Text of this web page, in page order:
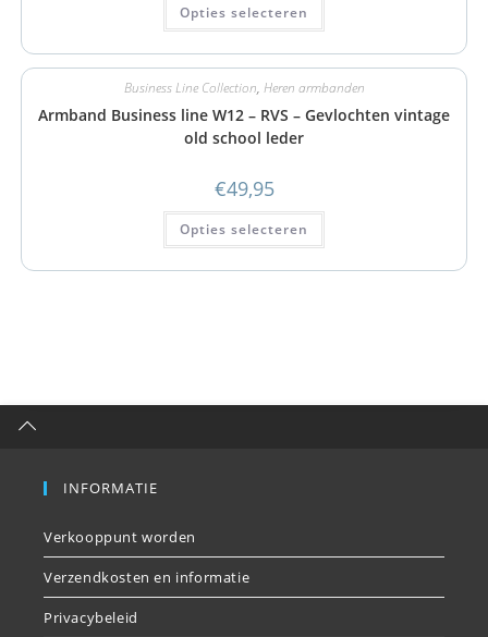
Opties selecteren
Business Line Collection, Heren armbanden
Armband Business line W12 – RVS – Gevlochten vintage
old school leder
€49,95
Opties selecteren
INFORMATIE
Verkooppunt worden
Verzendkosten en informatie
Privacybeleid